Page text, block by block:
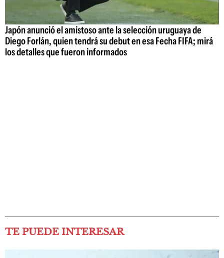
Japón anunció el amistoso ante la selección uruguaya de
Diego Forlán, quien tendrá su debut en esa Fecha FIFA; mirá
los detalles que fueron informados
TE PUEDE INTERESAR